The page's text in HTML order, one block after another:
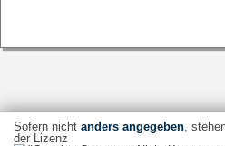
Sofern nicht anders angegeben,
der Lizenz